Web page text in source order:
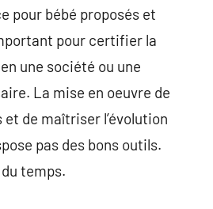
pour bébé proposés et
pour certifier la
une société ou une
La mise en oeuvre de
de maîtriser l’évolution
pas des bons outils.
temps.